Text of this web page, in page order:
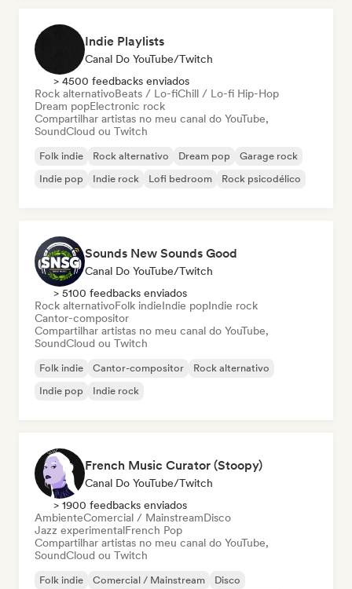
Indie Playlists
Canal Do YouTube/Twitch
> 4500 feedbacks enviados
Rock alternativoBeats / Lo-fiChill / Lo-fi Hip-Hop
Dream popElectronic rock
Compartilhar artistas no meu canal do YouTube,
SoundCloud ou Twitch
Folk indie Rock alternativo Dream pop
Garage rock
Indie pop
Indie rock Lofi bedroom Rock psicodélico
Sounds New Sounds Good
Canal Do YouTube/Twitch
> 5100 feedbacks enviados
Rock alternativoFolk indieIndie popIndie rock
Cantor-compositor
Compartilhar artistas no meu canal do YouTube,
SoundCloud ou Twitch
Folk indie Cantor-compositor
Rock alternativo
Indie pop
Indie rock
French Music Curator (Stoopy)
Canal Do YouTube/Twitch
> 1900 feedbacks enviados
AmbienteComercial / MainstreamDisco
Jazz experimentalFrench Pop
Compartilhar artistas no meu canal do YouTube,
SoundCloud ou Twitch
Folk indie Comercial / Mainstream
Disco